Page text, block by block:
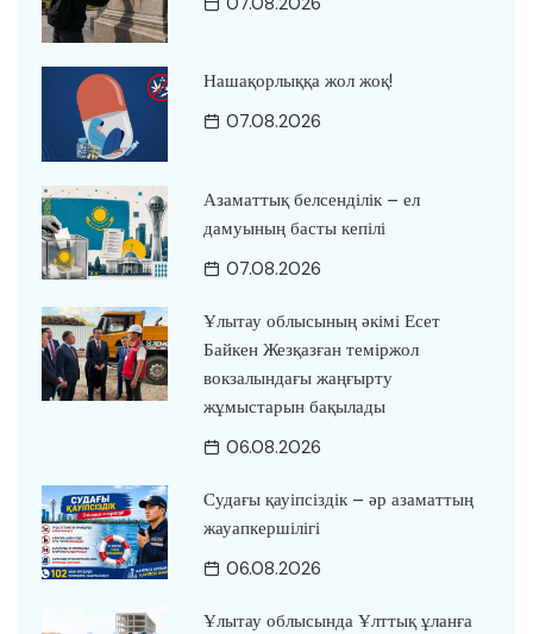
Нашақорлыққа жол жоқ!
07.08.2026
Азаматтық белсенділік – ел
дамуының басты кепілі
07.08.2026
Ұлытау облысының әкімі Есет
Байкен Жезқазған теміржол
вокзалындағы жаңғырту
жұмыстарын бақылады
06.08.2026
Судағы қауіпсіздік – әр азаматтың
жауапкершілігі
06.08.2026
Ұлытау облысында Ұлттық ұланға